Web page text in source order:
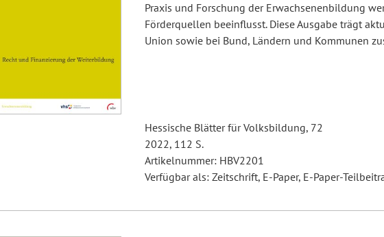
Praxis und Forschung der Erwachsenenbildung
Förderquellen beeinflusst. Diese Ausgabe trägt
Union sowie bei Bund, Ländern und Kommunen
Hessische Blätter für Volksbildung, 72
2022, 112 S.
Artikelnummer: HBV2201
Verfügbar als: Zeitschrift, E-Paper, E-Paper-